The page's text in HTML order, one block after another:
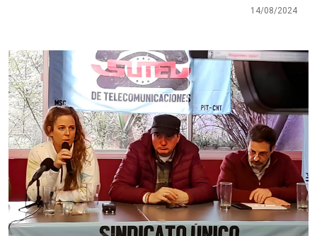
14/08/2024
Imagen